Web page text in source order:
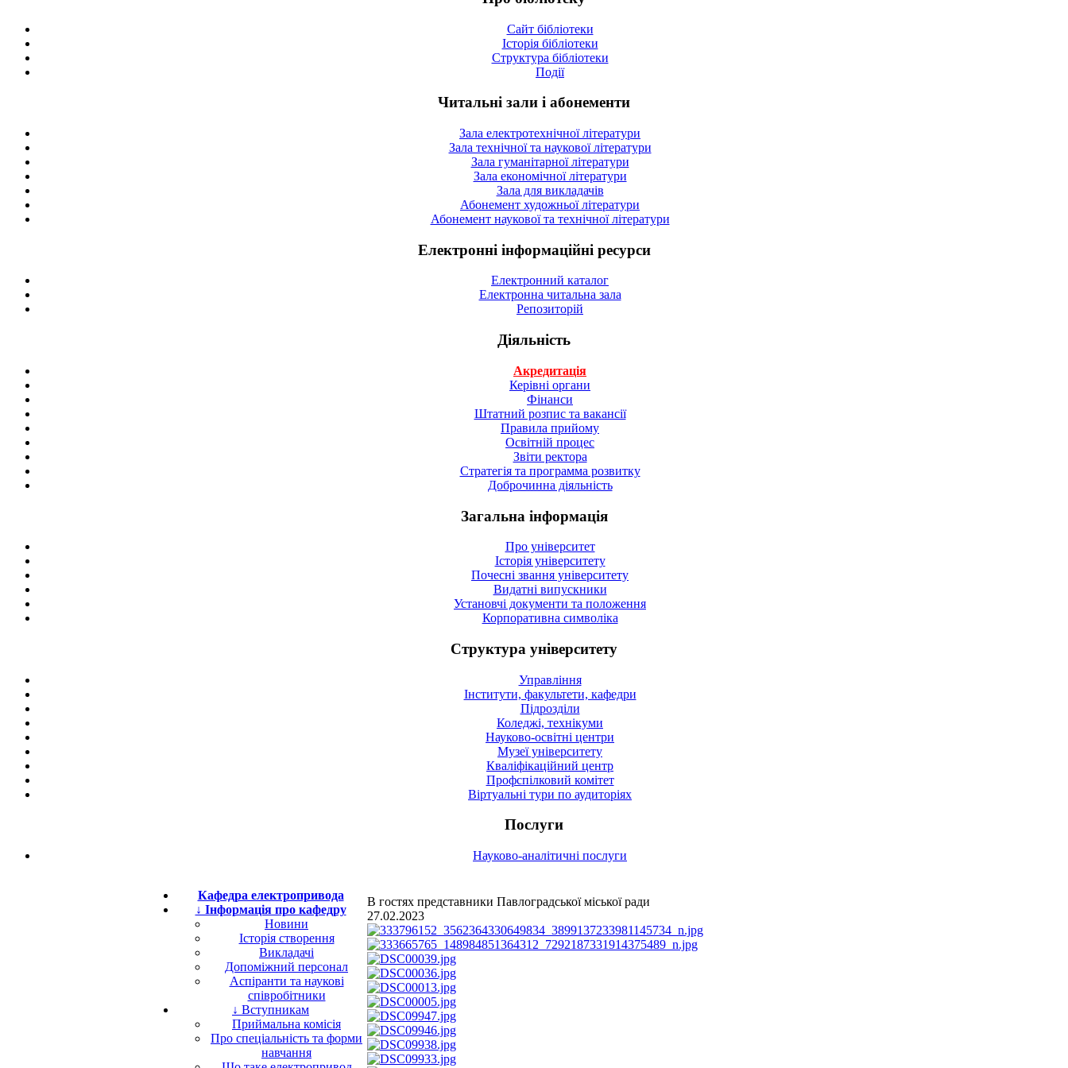
Сайт бібліотеки
Історія бібліотеки
Структура бібліотеки
Події
Читальні зали і абонементи
Зала електротехнічної літератури
Зала технічної та наукової літератури
Зала гуманітарної літератури
Зала економічної літератури
Зала для викладачів
Абонемент художньої літератури
Абонемент наукової та технічної літератури
Електронні інформаційні ресурси
Електронний каталог
Електронна читальна зала
Репозиторій
Діяльність
Акредитація
Керівні органи
Фінанси
Штатний розпис та вакансії
Правила прийому
Освітній процес
Звіти ректора
Стратегія та программа розвитку
Доброчинна діяльність
Загальна інформація
Про університет
Історія університету
Почесні звання університету
Видатні випускники
Установчі документи та положення
Корпоративна символiка
Структура університету
Управління
Інститути, факультети, кафедри
Підрозділи
Коледжі, технікуми
Науково-освітні центри
Музеї університету
Кваліфікаційний центр
Профспілковий комітет
Віртуальні тури по аудиторіях
Послуги
Науково-аналітичні послуги
Кафедра електропривода
↓ Інформація про кафедру
Новини
Історія створення
Викладачі
Допоміжний персонал
Аспіранти та наукові
співробітники
↓ Вступникам
Приймальна комісія
Про спеціальність та форми
навчання
В гостях представники Павлоградської міської ради
27.02.2023